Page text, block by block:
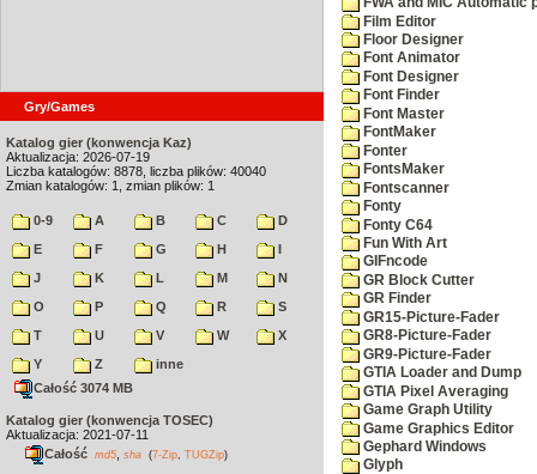
Gry/Games
Katalog gier (konwencja Kaz)
Aktualizacja: 2026-07-19
Liczba katalogów: 8878, liczba plików: 40040
Zmian katalogów: 1, zmian plików: 1
0-9 A B C
D
E
F G H
I
J
K L M
N
O
P Q R
S
T
U V W
X
Y
Z
inne
Całość 3074 MB
Katalog gier (konwencja TOSEC)
Aktualizacja: 2021-07-11
Całość md5 sha (7-Zip TUGZip)
Film Editor
Floor Designer
Font Animator
Font Designer
Font Finder
Font Master
FontMaker
Fonter
FontsMaker
Fontscanner
Fonty
Fonty C64
Fun With Art
GIFncode
GR Block Cutter
GR Finder
GR15-Picture-Fader
GR8-Picture-Fader
GR9-Picture-Fader
GTIA Loader and Dump
GTIA Pixel Averaging
Game Graph Utility
Game Graphics Editor
Gephard Windows
Glyph